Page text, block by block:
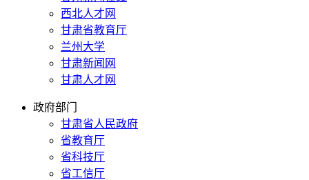
西北人才网
甘肃省教育厅
兰州大学
甘肃新闻网
甘肃人才网
政府部门
甘肃省人民政府
省教育厅
省科技厅
省工信厅